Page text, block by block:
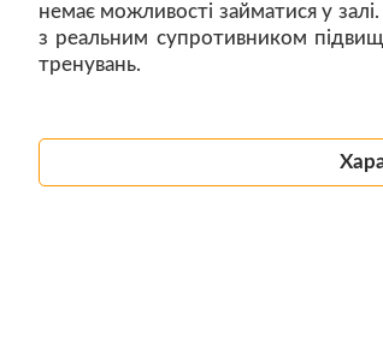
немає можливості займатися у залі.
з реальним супротивником
тренувань.